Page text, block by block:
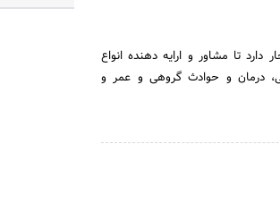
افتخار دارد تا مشاور و ارایه‌ دهنده‌ انواع‌
درمان‌ و حوادث‌ گروهی و عمر و